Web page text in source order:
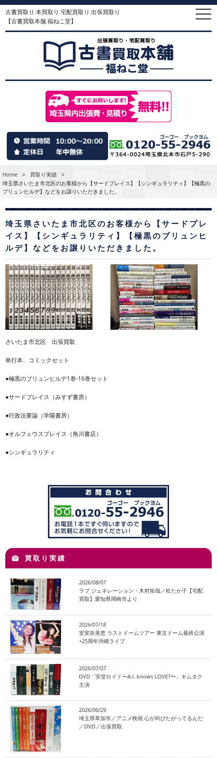
古書買取り 本買取り 宅配買取り 出張買取り
【古書買取本舗 福ねこ堂】
Home > 買取り実績
>
埼玉県さいたま市北区のお客様から【サードプレイス】【シンギュラリティ】【極黒の
ブリュンヒルデ】などをお譲りいただきました。
埼玉県さいたま市北区のお客様から【サードプレ
イス】【シンギュラリティ】【極黒のブリュンヒ
ルデ】などをお譲りいただきました。
さいたま市北区 出張買取
単行本、コミックセット
●極黒のブリュンヒルデ1巻-16巻セット
●サードプレイス（みすず書房）
●行政法要論（学陽書房）
●オルフェウスプレイス（角川書店）
●シンギュラリティ
買取り実績
2026/08/07
ラブ ジェネレーション・木村拓哉／松たか子【宅配
買取】愛知県岡崎市より
2026/07/18
安室奈美恵 ラストドームツアー 東京ドーム最終公演
+25周年沖縄ライブ
2026/07/07
DVD「安堂ロイド〜A.I. knows LOVE?〜」キムタク
主演
2026/06/29
埼玉県草加市／アニメ映画 心が叫びたがってるんだ
／DVD／出張買取